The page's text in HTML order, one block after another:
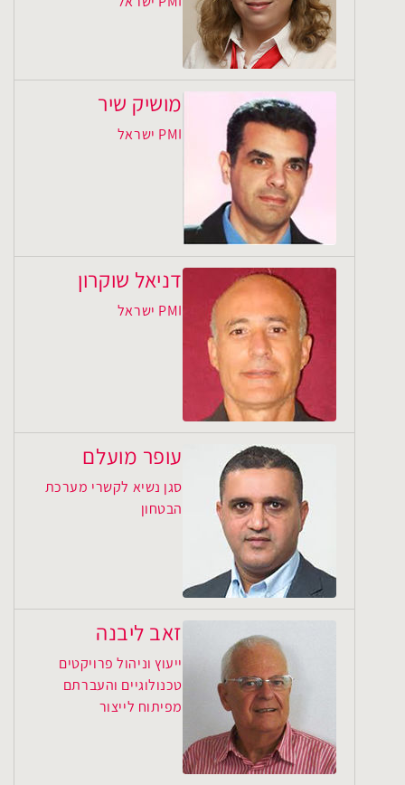
מושיק שיר
PMI ישראל
דניאל שוקרון
PMI ישראל
עופר מועלם
סגן נשיא לקשרי מערכת
הבטחון
זאב ליבנה
ייעוץ וניהול פרויקטים
טכנולוגיים והעברתם
מפיתוח לייצור